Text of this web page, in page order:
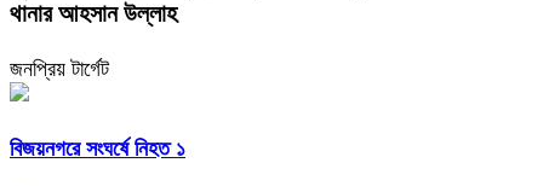
থানার আহসান উল্লাহ
জনপ্রিয় টার্গেট
বিজয়নগরে সংঘর্ষে নিহত ১